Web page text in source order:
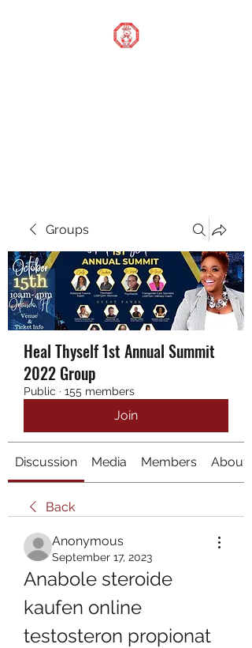
Groups
Heal Thyself 1st Annual Summit
2022 Group
Public · 155 members
Join
Discussion Media Members About
Back
Anonymous
September 17, 2023
Anabole steroide
kaufen online
testosteron propionat